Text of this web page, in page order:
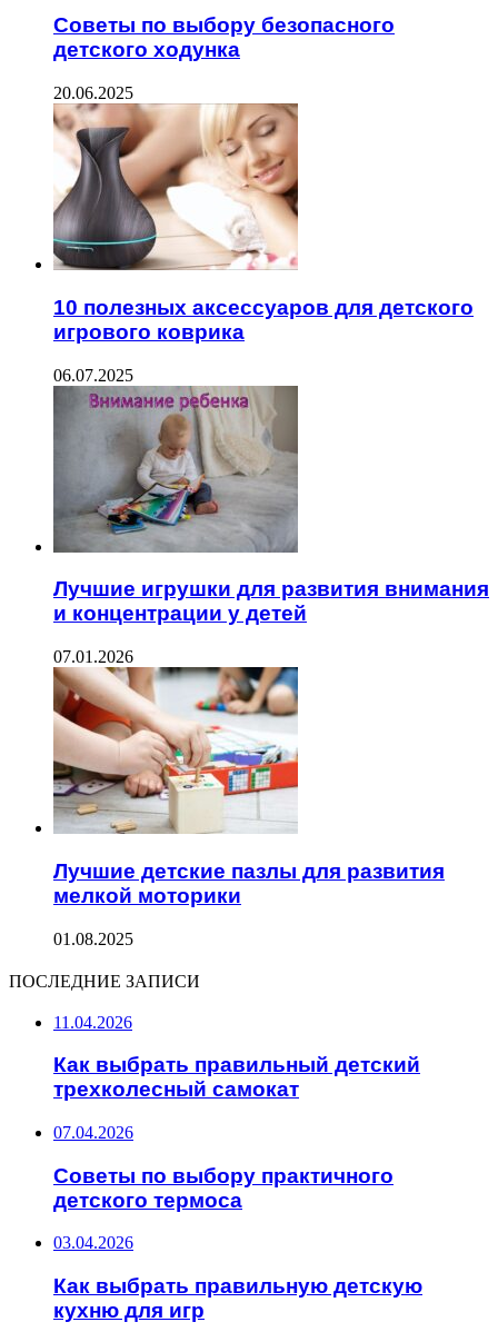
Советы по выбору безопасного
детского ходунка
20.06.2025
10 полезных аксессуаров для детского
игрового коврика
06.07.2025
Лучшие игрушки для развития внимания
и концентрации у детей
07.01.2026
Лучшие детские пазлы для развития
мелкой моторики
01.08.2025
ПОСЛЕДНИЕ ЗАПИСИ
11.04.2026
Как выбрать правильный детский
трехколесный самокат
07.04.2026
Советы по выбору практичного
детского термоса
03.04.2026
Как выбрать правильную детскую
кухню для игр